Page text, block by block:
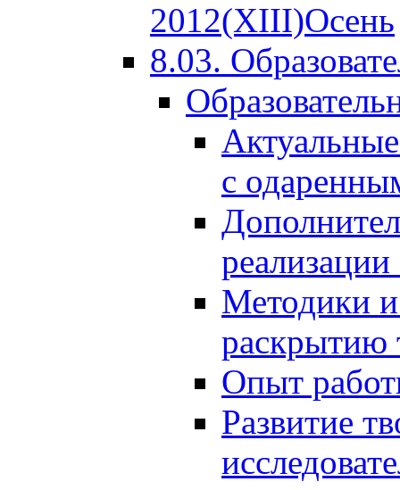
2012(XIII)Осень
8.03.
с
Методики
раскрытию
Опыт
Развитие